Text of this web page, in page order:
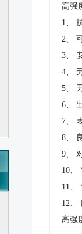
高强
1、
2、
3、
4、
5、
6、
7、
8、
9、
10、
11、
12、
高强